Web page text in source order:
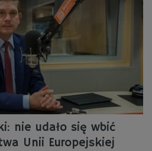
nie udało się wbić
Unii Europejskiej